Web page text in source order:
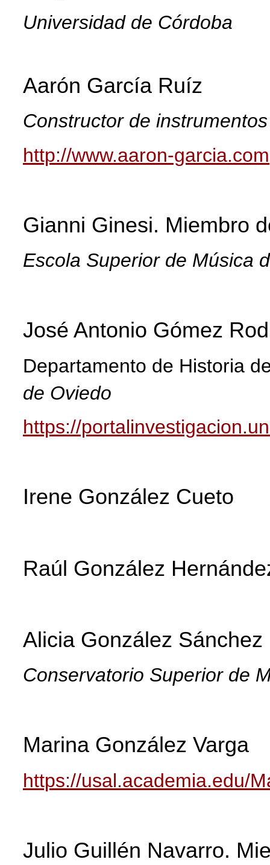
Universidad de Córdoba
Aarón García Ruíz
Constructor de
http://www.aaron-garcia.com
Gianni Ginesi. Miembro
Escola Superior de Música
José Antonio Gómez
Departamento de Historia
de Oviedo
https://
Irene González Cueto
Raúl González
Alicia González Sánchez
Conservatorio Superior de
Marina González Varga
https://usal.academia.edu/
Julio Guillén Navarro.